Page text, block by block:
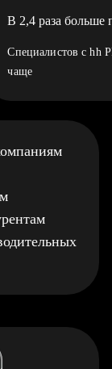
В 2,4 раза больше
Специалистов с hh
чаще